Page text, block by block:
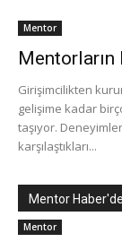
Mentor
Mentorların
Girişimcilikten
gelişime kadar
taşıyor.
karşılaştıkları...
Mentor Haber'de
Mentor